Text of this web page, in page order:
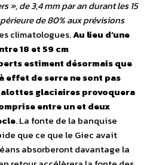
», de 3,4 mm par an durant les 15
de 80% aux prévisions
climatologues.Au lieu d’une
18 et 59 cm
estiment désormais que
effet de serre ne sont pas
glaciaires provoquera
entre un et deux
. La fonte de la banquise
que ce que le Giec avait
absorberont davantage la